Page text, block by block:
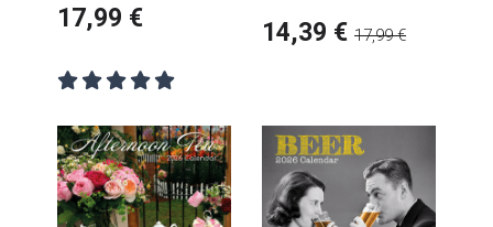
et Gourmande
17,99 €
Home Made
14,39 € 17,99 €